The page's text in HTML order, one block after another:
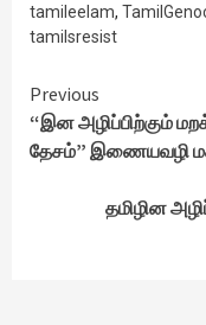
tamileelam,
tamilsresist
Continue
Reading
Previous
“இன அழிப்பிற்கும்
தேசம்” இணையவழி
தமிழின